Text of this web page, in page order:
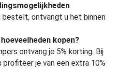
bestelt, ontvangt u het binnen
kopen?
ontvang je 5% korting. Bij
profiteer je van een extra 10%